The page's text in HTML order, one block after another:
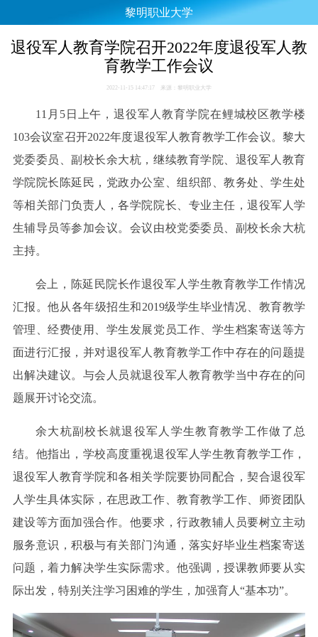
黎明职业大学
退役军人教育学院召开2022年度退役军人教
育教学工作会议
2022-11-15 14:47:17 来源：黎明职业大学
11月5日上午，退役军人教育学院在鲤城校区教学楼
103会议室召开2022年度退役军人教育教学工作会议。黎大
党委委员、副校长余大杭，继续教育学院、退役军人教育
学院院长陈延民，党政办公室、组织部、教务处、学生处
等相关部门负责人，各学院院长、专业主任，退役军人学
生辅导员等参加会议。会议由校党委委员、副校长余大杭
主持。
会上，陈延民院长作退役军人学生教育教学工作情况
汇报。他从各年级招生和2019级学生毕业情况、教育教学
管理、经费使用、学生发展党员工作、学生档案寄送等方
面进行汇报，并对退役军人教育教学工作中存在的问题提
出解决建议。与会人员就退役军人教育教学当中存在的问
题展开讨论交流。
余大杭副校长就退役军人学生教育教学工作做了总
结。他指出，学校高度重视退役军人学生教育教学工作，
退役军人教育学院和各相关学院要协同配合，契合退役军
人学生具体实际，在思政工作、教育教学工作、师资团队
建设等方面加强合作。他要求，行政教辅人员要树立主动
服务意识，积极与有关部门沟通，落实好毕业生档案寄送
问题，着力解决学生实际需求。他强调，授课教师要从实
际出发，特别关注学习困难的学生，加强育人“基本功”。